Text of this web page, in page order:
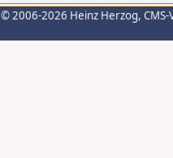
© 2006-2026 Heinz Herzog,